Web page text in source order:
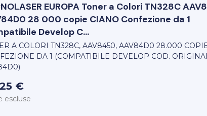
EUROPA Toner a Colori TN328C
28 000 copie CIANO Confezione da 1
Develop C...
A COLORI TN328C, AAV8450, AAV84D0 28.000
DA 1 (COMPATIBILE DEVELOP COD.
€
escluse